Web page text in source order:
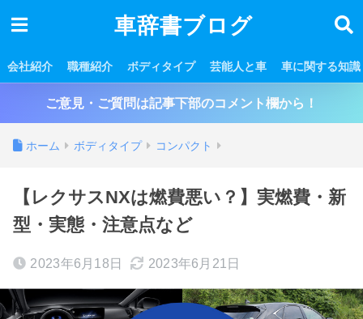
車辞書ブログ
会社紹介 職種紹介 ボディタイプ 芸能人と車 車に関する知識
ご意見・ご質問は記事下部のコメント欄から！
ホーム ボディタイプ コンパクト
【レクサスNXは燃費悪い？】実燃費・新
型・実態・注意点など
2023年6月18日 2023年6月21日